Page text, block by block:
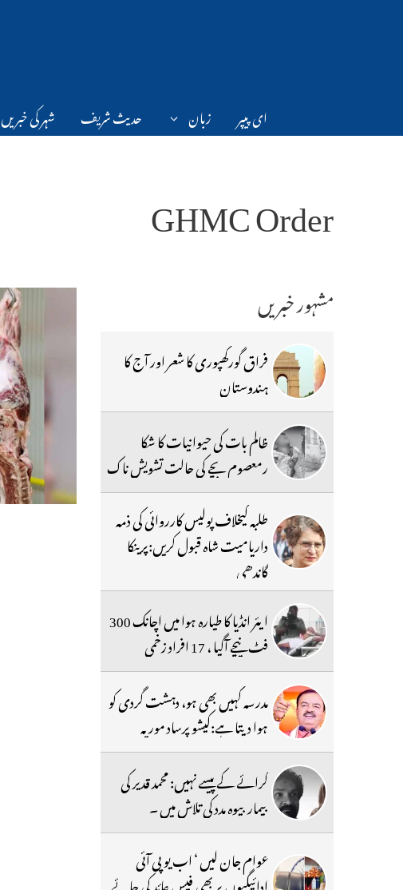
ای پیپر زبان حدیث شریف شہر کی خبریں
GHMC Order
مشہور خبریں
فراق گورکھپوری کا شعر اور آج کا
ہندوستان
ظالم بات کی حیوانیات کا شکا
رمعصوم بچے کی حالت تشویش ناک
طلبہ کیخلاف پولیس کارروائی کی ذمہ
داریامیت شاہ قبول کریں:پرینکا
گاندھی
ایئر انڈیا کا طیارہ ہوا میں اچانک 300
فٹ نیچے آگیا ، 17 افراد زخمی
مدرسہ کہیں بھی ہو، دہشت گردی کو
ہوا دیتا ہے:کیشو پرساد موریہ
کرائے کے پیسے نہیں: محمد قدیر کی
بیمار بیوہ مدد کی تلاش میں ۔
عوام جان لیں ‘ اب یو پی آئی